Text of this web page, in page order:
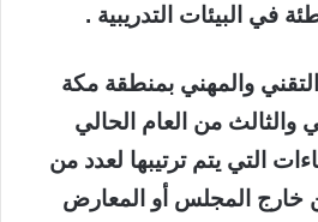
في البيئات التدريبية .
والمهني بمنطقة مكة
والثالث من العام الحالي
التي يتم ترتيبها لعدد من
خارج المجلس أو المعارض